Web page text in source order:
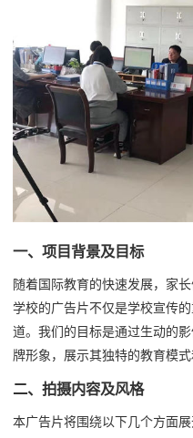
一、项目背景及目标
随着国际教育的快速发展，家
学校的广告片不仅是学校宣传
道。我们的目标是通过生动的
牌形象，展示其独特的教育模式
二、拍摄内容及风格
本广告片将围绕以下几个方面展